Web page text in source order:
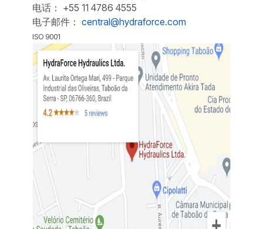
电话： +55 11 4786 4555
电子邮件： central@hydraforce.com
ISO 9001